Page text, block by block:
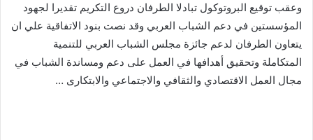
وعقب توقيع البروتوكول تبادلا الطرفان دروع التكريم تقديرا لجهود
المؤسستين في دعم الشباب العربي وقد نصت بنود الاتفاقية علي ان
يتعاون الطرفان لدعم جائزة مجلس الشباب العربي للتنمية
المتكاملة وتحقيق أهدافها في العمل على دعم ومساندة الشباب في
مجال العمل الاقتصادي والثقافي والاجتماعي والابتكارى …